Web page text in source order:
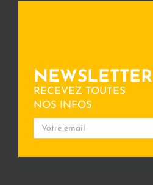
NEWSLETTER
RECEVEZ TOUTES
NOS INFOS